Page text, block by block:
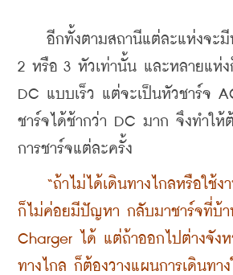
อีกทั้งตามสถานีแต่ละแห่งจะมี
2 หรือ 3 หัวเท่านั้น และหลายแห่ง
DC แบบเร็ว แต่จะเป็นหัวชาร์จ
ชาร์จได้ช้ากว่า DC มาก จึงทำให้
การชาร์จแต่ละครั้ง
“ถ้าไม่ได้เดินทางไกลหรือใช้งา
ก็ไม่ค่อยมีปัญหา กลับมาชาร์จที่บ้
Charger ได้ แต่ถ้าออกไปต่างจัง
ทางไกล ก็ต้องวางแผนการเดินทา